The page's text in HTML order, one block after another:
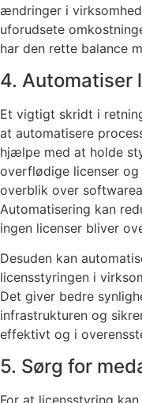
ændringer i
uforudsete
har den rette balance
4. Automatiser
Et vigtigt skridt i
at automatisere
hjælpe med at holde
overflødige licenser
overblik over
Automatisering kan
ingen licenser bliver
Desuden kan
licensstyringen i
Det giver bedre
infrastrukturen og
effektivt og i
5. Sørg for
For at licensstyring